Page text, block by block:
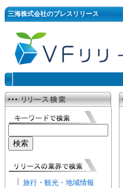
三海株式会社のプレスリリース
旅行・観光・地域情報